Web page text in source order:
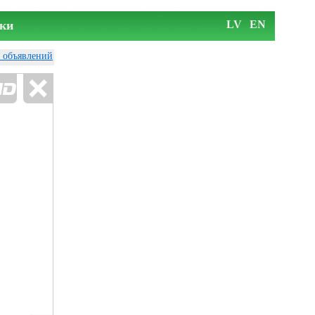
LV EN
объявлений